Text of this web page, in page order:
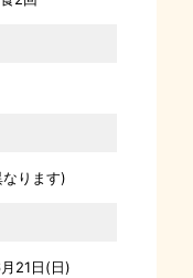
ります)
21日(日)